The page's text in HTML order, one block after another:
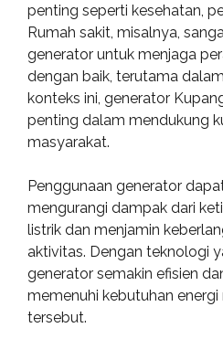
penting seperti kesehatan,
Rumah sakit, misalnya,
generator untuk menjaga
dengan baik, terutama
konteks ini, generator
penting dalam mendukung
masyarakat.
Penggunaan generator
mengurangi dampak dari
listrik dan menjamin
aktivitas. Dengan teknologi
generator semakin efisien
memenuhi kebutuhan
tersebut.